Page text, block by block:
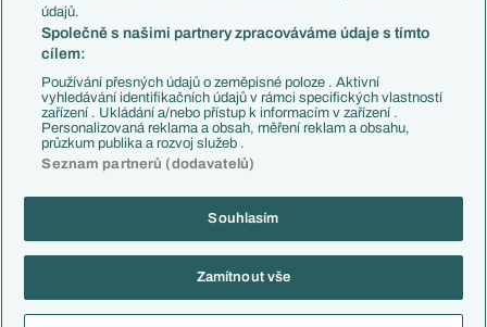
Chelsea FC
Manchester United
AC Milán
Juventus FC
Bayern Mnichov
FC Barcelona
Real Madrid
Copyright © 2001-2026 EuroFotbal.cz. Využíváme zpravodajství ČTK.
Informace o zpracování osobních údajů
údajů.
Společně s našimi partnery zpracováváme údaje s tímto
cílem:
Používání přesných údajů o zeměpisné poloze . Aktivní
vyhledávání identifikačních údajů v rámci specifických vlastností
zařízení . Ukládání a/nebo přístup k informacím v zařízení .
Personalizovaná reklama a obsah, měření reklam a obsahu,
průzkum publika a rozvoj služeb .
Seznam partnerů (dodavatelů)
Souhlasím
Zamítnout vše